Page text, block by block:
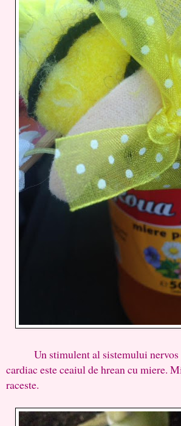
Un stimulent al sistemului nervos
cardiac este ceaiul de hrean cu miere.
raceste.